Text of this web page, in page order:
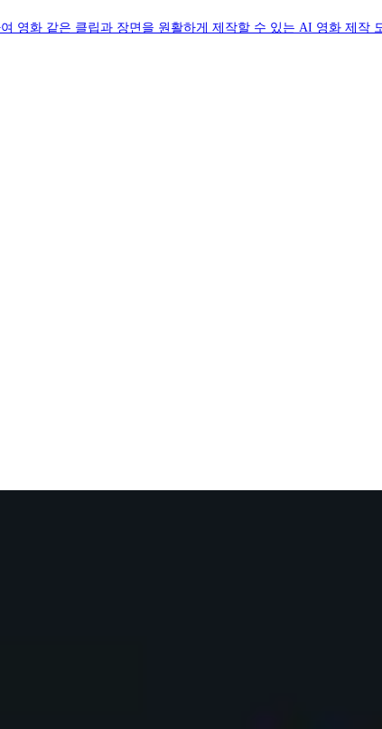
영화 같은 클립과 장면을 원활하게 제작할 수 있는 AI 영화 제작